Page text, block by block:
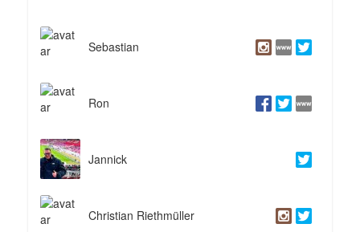
Sebastian
Ron
Jannick
Christian Riethmüller